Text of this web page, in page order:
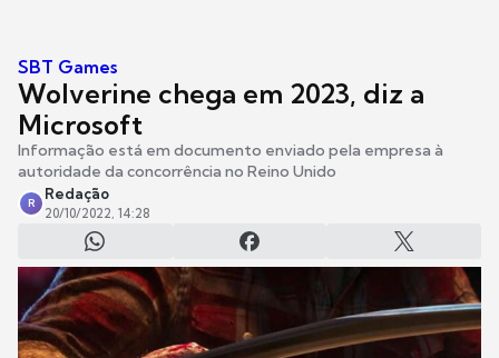
SBT Games
Wolverine chega em 2023, diz a
Microsoft
Informação está em documento enviado pela empresa à
autoridade da concorrência no Reino Unido
R
Redação
20/10/2022, 14:28